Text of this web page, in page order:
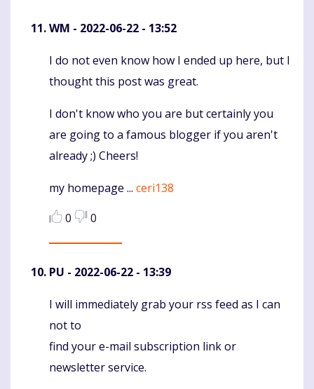
WM - 2022-06-22 - 13:52
Komentaras
I do not even know how I ended up here, but I
thought this post was great.
I don't know who you are but certainly you
are going to a famous blogger if you aren't
already ;) Cheers!
my homepage ... ceri138
0
0
PU - 2022-06-22 - 13:39
Komentaras
I will immediately grab your rss feed as I can
not to
find your e-mail subscription link or
newsletter service.